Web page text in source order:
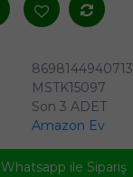
8698144940713
MSTK15097
Son 3 ADET
Amazon Ev
Whatsapp ile Sipariş